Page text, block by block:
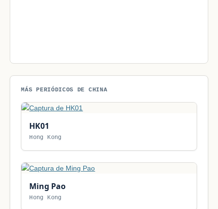
MÁS PERIÓDICOS DE CHINA
HK01
Hong Kong
Ming Pao
Hong Kong